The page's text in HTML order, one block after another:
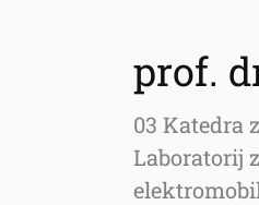
prof.
03 Katedra
Laboratorij